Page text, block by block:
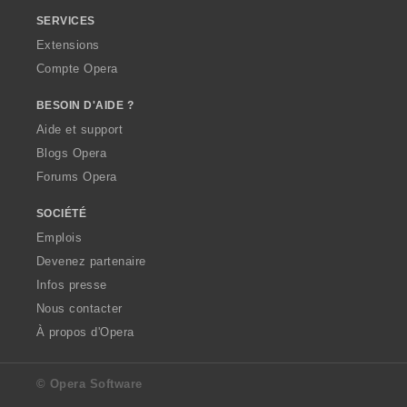
SERVICES
Extensions
Compte Opera
BESOIN D'AIDE ?
Aide et support
Blogs Opera
Forums Opera
SOCIÉTÉ
Emplois
Devenez partenaire
Infos presse
Nous contacter
À propos d'Opera
© Opera Software